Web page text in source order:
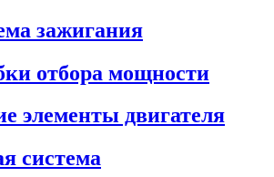
зажигания
отбора мощности
элементы двигателя
система